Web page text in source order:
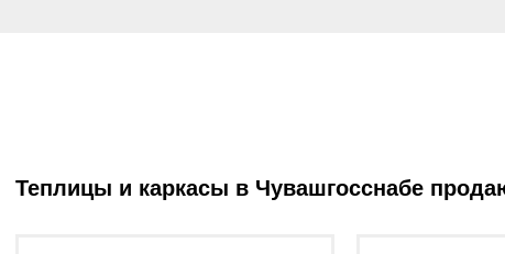
Теплицы и каркасы в Чувашгосснабе